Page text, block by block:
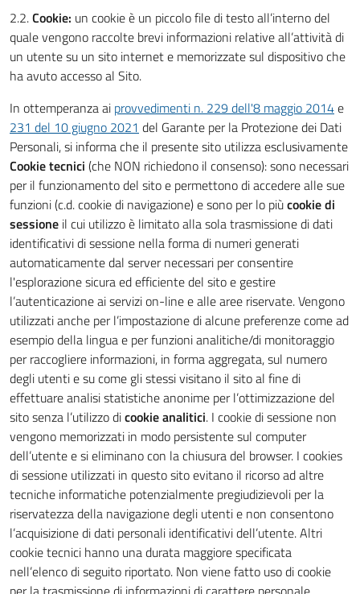
2.2.Cookie: un cookie è un piccolo file di testo all’interno del
quale vengono raccolte brevi informazioni relative all’attività di
un utente su un sito internet e memorizzate sul dispositivo che
ha avuto accesso al Sito.
In ottemperanza ai provvedimenti n. 229 dell'8 maggio 2014e
231 del 10 giugno 2021 del Garante per la Protezione dei Dati
Personali, si informa che il presente sito utilizza esclusivamente
Cookie tecnici (che NON richiedono il consenso): sono necessari
per il funzionamento del sito e permettono di accedere alle sue
funzioni (c.d. cookie di navigazione) e sono per lo piùcookie di
sessione il cui utilizzo è limitato alla sola trasmissione di dati
identificativi di sessione nella forma di numeri generati
automaticamente dal server necessari per consentire
l'esplorazione sicura ed efficiente del sito e gestire
l’autenticazione ai servizi on-line e alle aree riservate. Vengono
utilizzati anche per l’impostazione di alcune preferenze come ad
esempio della lingua e per funzioni analitiche/di monitoraggio
per raccogliere informazioni, in forma aggregata, sul numero
degli utenti e su come gli stessi visitano il sito al fine di
effettuare analisi statistiche anonime per l’ottimizzazione del
sito senza l’utilizzo dicookie analitici. I cookie di sessione non
vengono memorizzati in modo persistente sul computer
dell’utente e si eliminano con la chiusura del browser. I cookies
di sessione utilizzati in questo sito evitano il ricorso ad altre
tecniche informatiche potenzialmente pregiudizievoli per la
riservatezza della navigazione degli utenti e non consentono
l’acquisizione di dati personali identificativi dell’utente. Altri
cookie tecnici hanno una durata maggiore specificata
nell’elenco di seguito riportato. Non viene fatto uso di cookie